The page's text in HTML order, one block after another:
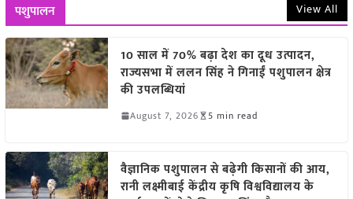
पशुपालन View All
10 साल में 70% बढ़ा देश का दूध उत्पादन,
राज्यसभा में ललन सिंह ने गिनाईं पशुपालन क्षेत्र
की उपलब्धियां
August 7, 2026 5 min read
वैज्ञानिक पशुपालन से बढ़ेगी किसानों की आय,
रानी लक्ष्मीबाई केंद्रीय कृषि विश्वविद्यालय के